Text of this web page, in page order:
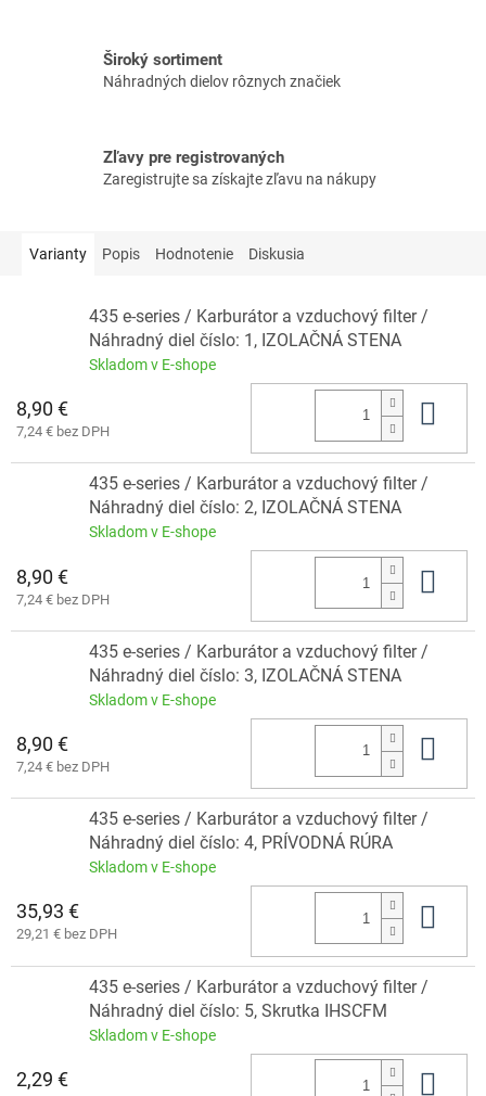
Široký sortiment
Náhradných dielov rôznych značiek
Zľavy pre registrovaných
Zaregistrujte sa získajte zľavu na nákupy
Varianty Popis Hodnotenie Diskusia
435 e-series / Karburátor a vzduchový filter /
Náhradný diel číslo: 1, IZOLAČNÁ STENA
Skladom v E-shope
8,90 €
7,24 € bez DPH
435 e-series / Karburátor a vzduchový filter /
Náhradný diel číslo: 2, IZOLAČNÁ STENA
Skladom v E-shope
8,90 €
7,24 € bez DPH
435 e-series / Karburátor a vzduchový filter /
Náhradný diel číslo: 3, IZOLAČNÁ STENA
Skladom v E-shope
8,90 €
7,24 € bez DPH
435 e-series / Karburátor a vzduchový filter /
Náhradný diel číslo: 4, PRÍVODNÁ RÚRA
Skladom v E-shope
35,93 €
29,21 € bez DPH
435 e-series / Karburátor a vzduchový filter /
Náhradný diel číslo: 5, Skrutka IHSCFM
Skladom v E-shope
2,29 €